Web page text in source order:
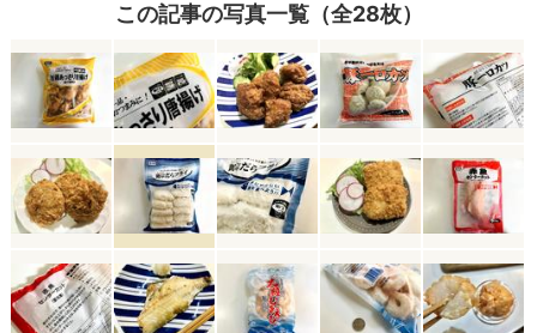
この記事の写真一覧（全28枚）